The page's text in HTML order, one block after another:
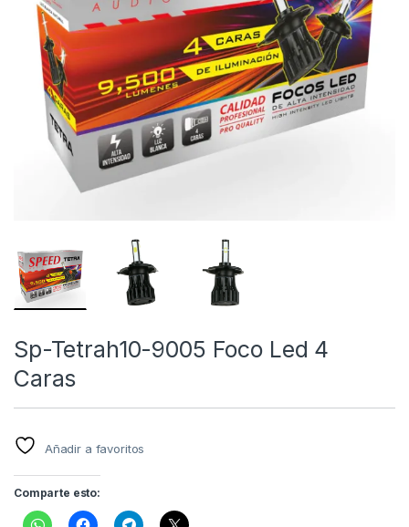
Sp-Tetrah10-9005 Foco Led 4
Caras
Añadir a favoritos
Comparte esto: